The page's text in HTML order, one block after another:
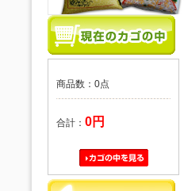
商品数：0点
合計： 0円